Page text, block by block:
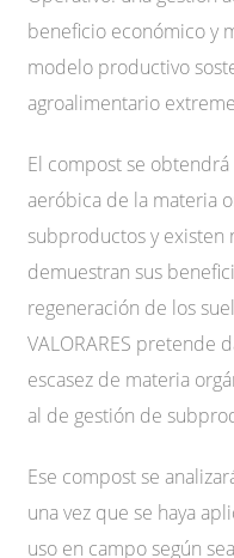
beneficio económico y
modelo productivo
agroalimentario
El compost se
aeróbica de la materia
subproductos y existen
demuestran sus
regeneración de los
VALORARES pretende
escasez de materia
al de gestión de
Ese compost se
una vez que se haya
uso en campo según